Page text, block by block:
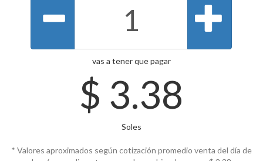
vas a tener que pagar
$ 3.38
Soles
* Valores aproximados según cotización promedio venta del día de